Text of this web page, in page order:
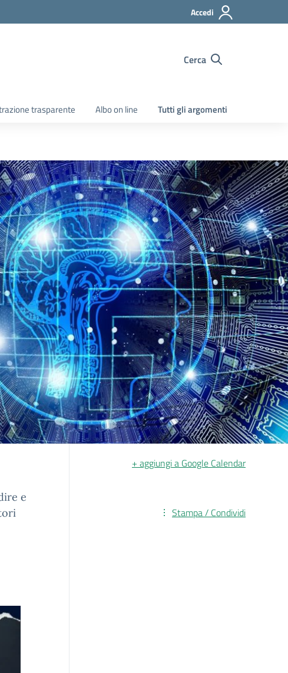
Accedi
Cerca
trasparente Albo on line Tutti gli argomenti
e
+ aggiungi a Google Calendar
Stampa / Condividi